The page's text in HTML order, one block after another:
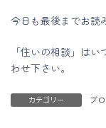
今日も最後までお読
「住いの相談」は
わせ下さい。
カテゴリー ブ